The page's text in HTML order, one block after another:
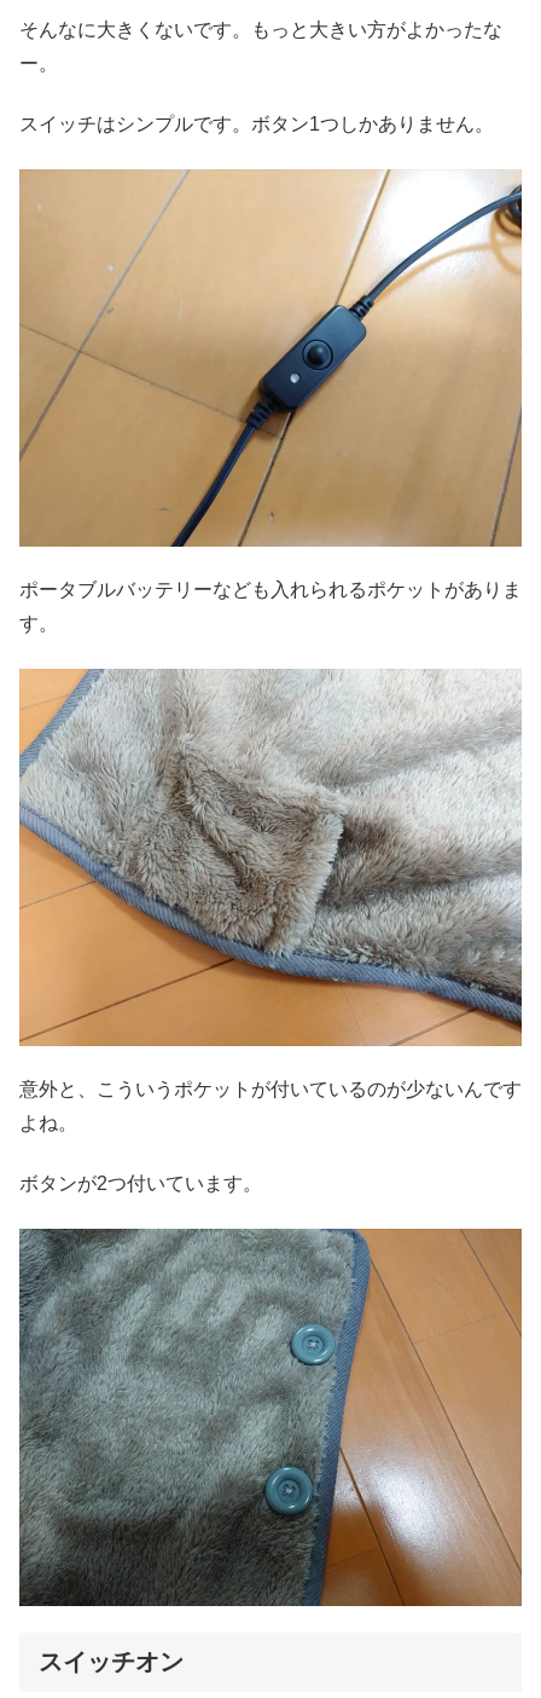
そんなに大きくないです。もっと大きい方がよかったな
ー。
スイッチはシンプルです。ボタン1つしかありません。
ポータブルバッテリーなども入れられるポケットがありま
す。
意外と、こういうポケットが付いているのが少ないんです
よね。
ボタンが2つ付いています。
スイッチオン